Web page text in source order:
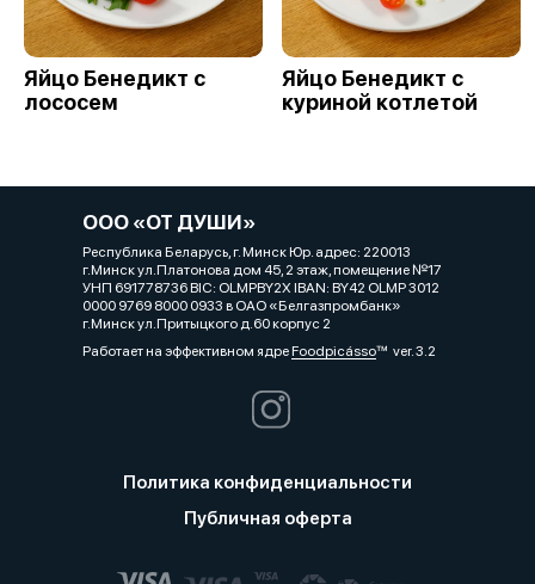
Яйцо Бенедикт с
лососем
Яйцо Бенедикт с
куриной котлетой
ООО «ОТ ДУШИ»
Республика Беларусь, г. Минск Юр. адрес: 220013
г.Минск ул.Платонова дом 45, 2 этаж, помещение №17
УНП 691778736 BIC: OLMPBY2X IBAN: BY42 OLMP 3012
0000 9769 8000 0933 в ОАО «Белгазпромбанк»
г.Минск ул.Притыцкого д.60 корпус 2
Работает на эффективном ядреFoodpicássover. 3.2
Политика конфиденциальности
Публичная оферта